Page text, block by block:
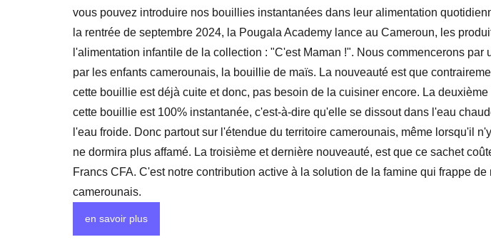
vous pouvez introduire nos bouillies instantanées dans leur alimentation
la rentrée de septembre 2024, la Pougala Academy lance au Cameroun, les
l'alimentation infantile de la collection : "C'est Maman !". Nous commencerons par
par les enfants camerounais, la bouillie de maïs. La nouveauté est que
cette bouillie est déjà cuite et donc, pas besoin de la cuisiner encore. La
cette bouillie est 100% instantanée, c'est-à-dire qu'elle se dissout dans l'eau
l'eau froide. Donc partout sur l'étendue du territoire camerounais, même lorsqu'il
ne dormira plus affamé. La troisième et dernière nouveauté, est que ce sachet
Francs CFA. C'est notre contribution active à la solution de la famine qui frappe de
camerounais.
en savoir plus